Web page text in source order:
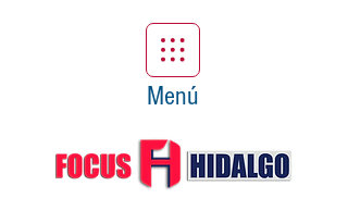
Menú